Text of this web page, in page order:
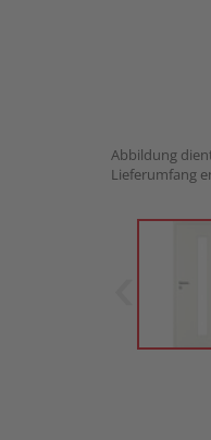
Abbildung
Lieferumfang